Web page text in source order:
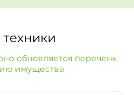
обновляется перечень
имущества